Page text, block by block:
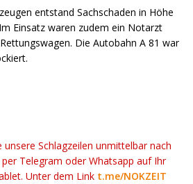
entstand Sachschaden in Höhe
Einsatz waren zudem ein Notarzt
Die Autobahn A 81 war
Schlagzeilen unmittelbar nach
Telegram oder Whatsapp auf Ihr
Unter dem Link t.me/NOKZEIT